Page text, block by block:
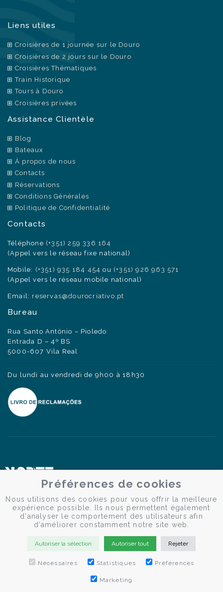
Liens utiles
Croisières de 1 journée sur le Douro
Croisières de 2 jours sur le Douro
Croisières Thématiques
Train Historique
Tours à Douro
Croisières privées
Assistance Clientèle
Blog
Bateaux
À propos de nous
Contacts
Réservations
Conditions Générales
Politique de Confidentialité
Contacts
Téléphone (+351) 259 336 164
(Appel vers le réseau fixe national)
Mobile: (+351) 935 184 454 ou (+351) 926 963 571
(Appel vers le réseau mobile national)
Email: reservas@dourocriativo.pt
Bureau
Rua Santo António – Pioledo
Entrada D – 4º BS
5000-607 Vila Real
Du lundi au vendredi de 9h00 à 18h30
Préférences de cookies
Nous utilisons des cookies pour vous offrir la meilleure
expérience possible. Ils nous permettent également
d'analyser le comportement des utilisateurs afin
d'améliorer constamment notre site web.
Autoriser la sélection Autoriser tout Rejeter
Nécessaires Statistiques Préférences
Marketing